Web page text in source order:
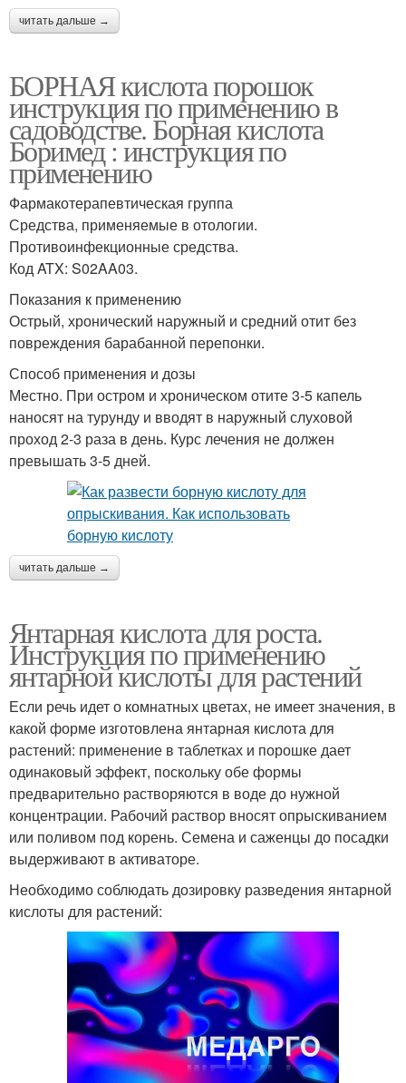
читать дальше →
БОРНАЯ кислота порошок
инструкция по применению в
садоводстве. Борная кислота
Боримед : инструкция по
применению
Фармакотерапевтическая группа
Средства, применяемые в отологии.
Противоинфекционные средства.
Код ATX: S02AA03.
Показания к применению
Острый, хронический наружный и средний отит без
повреждения барабанной перепонки.
Способ применения и дозы
Местно. При остром и хроническом отите 3-5 капель
наносят на турунду и вводят в наружный слуховой
проход 2-3 раза в день. Курс лечения не должен
превышать 3-5 дней.
читать дальше →
Янтарная кислота для роста.
Инструкция по применению
янтарной кислоты для растений
Если речь идет о комнатных цветах, не имеет значения, в
какой форме изготовлена янтарная кислота для
растений: применение в таблетках и порошке дает
одинаковый эффект, поскольку обе формы
предварительно растворяются в воде до нужной
концентрации. Рабочий раствор вносят опрыскиванием
или поливом под корень. Семена и саженцы до посадки
выдерживают в активаторе.
Необходимо соблюдать дозировку разведения янтарной
кислоты для растений: